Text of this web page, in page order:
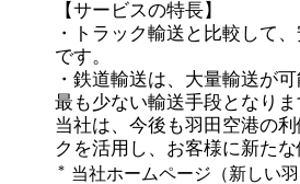
【サービスの特長】
・トラック輸送と比較して
です。
・鉄道輸送は、大量輸送が
最も少ない輸送手段となり
当社は、今後も羽田空港の
クを活用し、お客様に新た
* 当社ホームページ（新しい